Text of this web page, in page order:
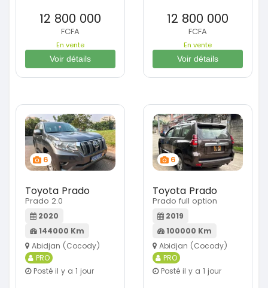
12 800 000
FCFA
En vente
Voir détails
12 800 000
FCFA
En vente
Voir détails
6
Toyota Prado
Prado 2.0
2020
144000 Km
Abidjan (Cocody)
PRO
Posté il y a 1 jour
6
Toyota Prado
Prado full option
2019
100000 Km
Abidjan (Cocody)
PRO
Posté il y a 1 jour